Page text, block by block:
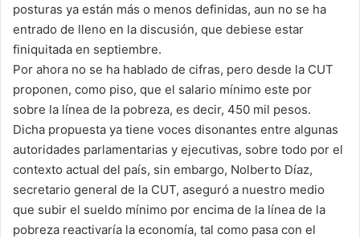
posturas ya están más o menos definidas, aun no se ha
entrado de lleno en la discusión, que debiese estar
finiquitada en septiembre.
Por ahora no se ha hablado de cifras, pero desde la CUT
proponen, como piso, que el salario mínimo este por
sobre la línea de la pobreza, es decir, 450 mil pesos.
Dicha propuesta ya tiene voces disonantes entre algunas
autoridades parlamentarias y ejecutivas, sobre todo por el
contexto actual del país, sin embargo, Nolberto Díaz,
secretario general de la CUT, aseguró a nuestro medio
que subir el sueldo mínimo por encima de la línea de la
pobreza reactivaría la economía, tal como pasa con el